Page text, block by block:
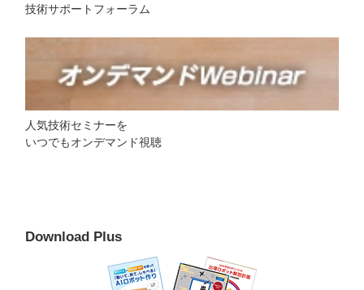
技術サポートフォーラム
人気技術セミナーを
いつでもオンデマンド視聴
Download Plus